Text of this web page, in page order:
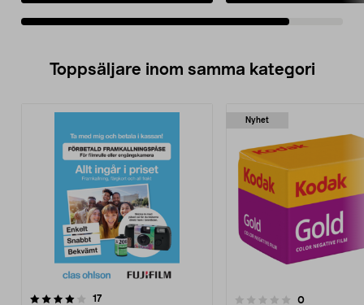
Toppsäljare inom samma kategori
17recensioner
Nyhet
0.0 av 5 stjärnor 0recensioner
4.5 av 5 stjärnor